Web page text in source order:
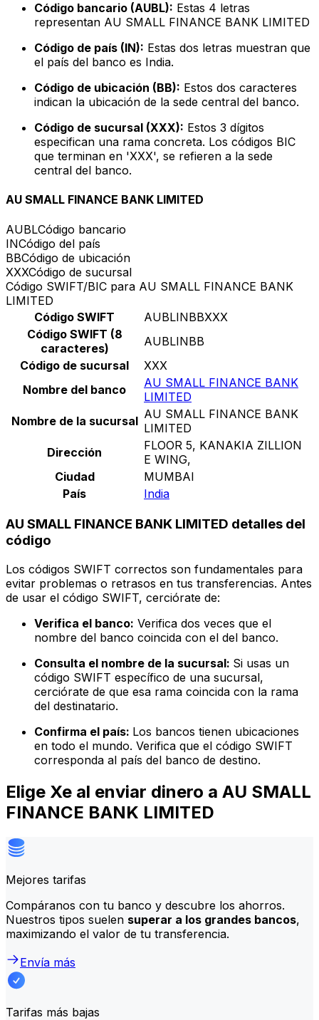
Código bancario (AUBL): Estas 4 letras
representan AU SMALL FINANCE BANK LIMITED
Código de país (IN): Estas dos letras muestran que
el país del banco es India.
Código de ubicación (BB): Estos dos caracteres
indican la ubicación de la sede central del banco.
Código de sucursal (XXX): Estos 3 dígitos
especifican una rama concreta. Los códigos BIC
que terminan en 'XXX', se refieren a la sede
central del banco.
AU SMALL FINANCE BANK LIMITED
AUBLCódigo bancario
INCódigo del país
BBCódigo de ubicación
XXXCódigo de sucursal
Código SWIFT/BIC para AU SMALL FINANCE BANK
LIMITED
Código SWIFT
AUBLINBBXXX
Código SWIFT (8
caracteres)
AUBLINBB
Código de sucursal
XXX
Nombre del banco
AU SMALL FINANCE BANK
LIMITED
Nombre de la sucursal AU SMALL FINANCE BANK
LIMITED
Dirección
FLOOR 5, KANAKIA ZILLION
E WING,
Ciudad
MUMBAI
País
India
AU SMALL FINANCE BANK LIMITED detalles del
código
Los códigos SWIFT correctos son fundamentales para
evitar problemas o retrasos en tus transferencias. Antes
de usar el código SWIFT, cerciórate de:
Verifica el banco: Verifica dos veces que el
nombre del banco coincida con el del banco.
Consulta el nombre de la sucursal: Si usas un
código SWIFT específico de una sucursal,
cerciórate de que esa rama coincida con la rama
del destinatario.
Confirma el país: Los bancos tienen ubicaciones
en todo el mundo. Verifica que el código SWIFT
corresponda al país del banco de destino.
Elige Xe al enviar dinero a AU SMALL
FINANCE BANK LIMITED
Mejores tarifas
Compáranos con tu banco y descubre los ahorros.
Nuestros tipos suelen superar a los grandes bancos,
maximizando el valor de tu transferencia.
Envía más
Tarifas más bajas